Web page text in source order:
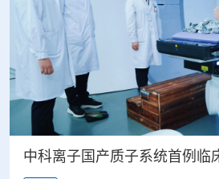
中科离子国产质子系统首例临